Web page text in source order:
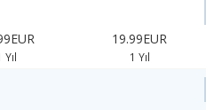
Yıl
19.99EUR
1 Yıl